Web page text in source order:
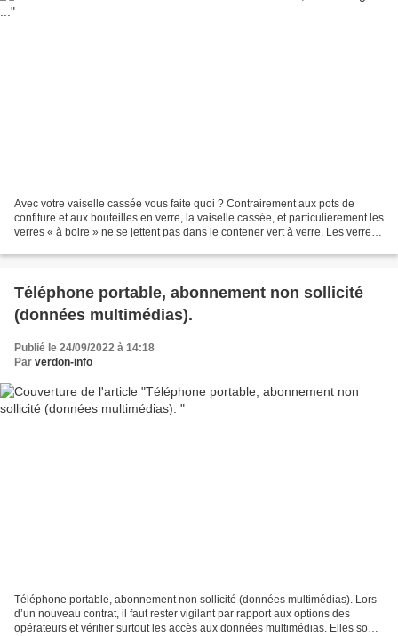
Avec votre vaiselle cassée vous faite quoi ? Contrairement aux pots de
confiture et aux bouteilles en verre, la vaiselle cassée, et particulièrement les
verres « à boire » ne se jettent pas dans le contener vert à verre. Les verres
Téléphone portable, abonnement non sollicité
(données multimédias).
Publié le 24/09/2022 à 14:18
Par verdon-info
Téléphone portable, abonnement non sollicité (données multimédias). Lors
d’un nouveau contrat, il faut rester vigilant par rapport aux options des
opérateurs et vérifier surtout les accès aux données multimédias. Elles sont